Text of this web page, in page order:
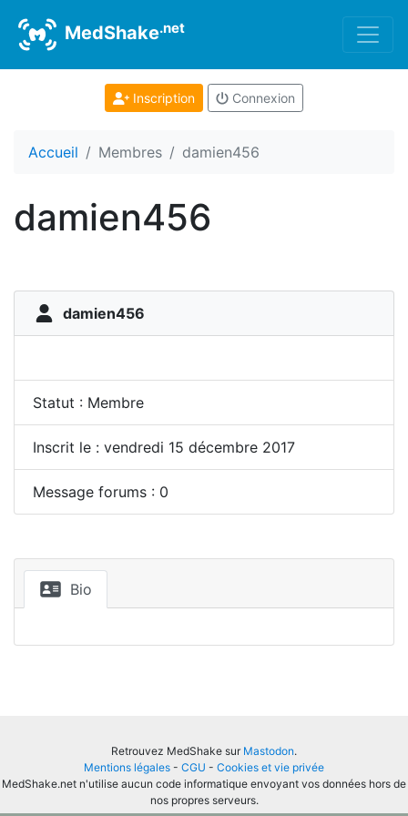
MedShake.net
Inscription Connexion
Accueil Membres damien456
damien456
damien456
Statut : Membre
Inscrit le : vendredi 15 décembre 2017
Message forums : 0
Bio
Retrouvez MedShake sur Mastodon.
Mentions légales - CGU - Cookies et vie privée
MedShake.net n'utilise aucun code informatique envoyant vos données hors de
nos propres serveurs.